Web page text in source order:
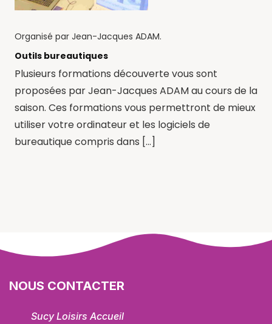
Organisé par Jean-Jacques ADAM.
Outils bureautiques
Plusieurs formations découverte vous sont
proposées par Jean-Jacques ADAM au cours de la
saison. Ces formations vous permettront de mieux
utiliser votre ordinateur et les logiciels de
bureautique compris dans [...]
NOUS CONTACTER
Sucy Loisirs Accueil